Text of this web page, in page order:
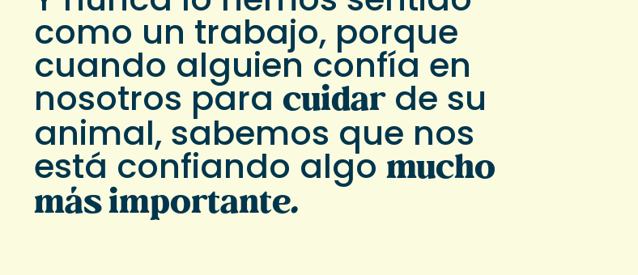
como un trabajo, porque
cuando alguien confía en
nosotros para cuidarde su
animal, sabemos que nos
está confiando algo mucho
más importante.